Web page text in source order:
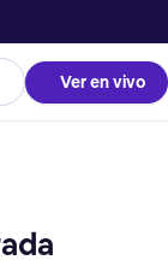
Ver en vivo